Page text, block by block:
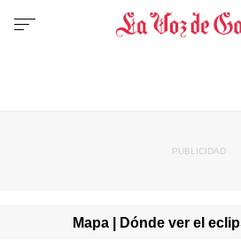
Mapa | Dónde ver el